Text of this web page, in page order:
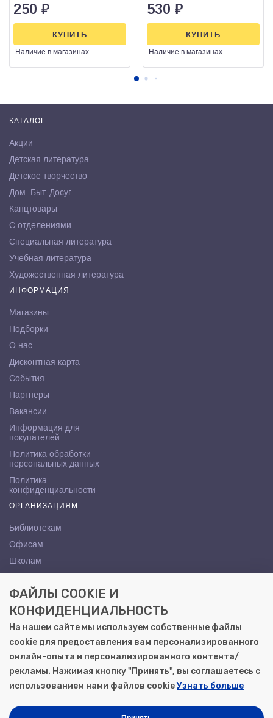
250 ₽
Наличие в магазинах
КУПИТЬ
530 ₽
Наличие в магазинах
КУПИТЬ
КАТАЛОГ
Акции
Детская литература
Детское творчество
Дом. Быт. Досуг.
Канцтовары
С отделениями
Специальная литература
Учебная литература
Художественная литература
ИНФОРМАЦИЯ
Магазины
Подборки
О нас
Дисконтная карта
События
Партнёры
Вакансии
Информация для
покупателей
Политика обработки
персональных данных
Политика
конфиденциальности
ОРГАНИЗАЦИЯМ
Библиотекам
Офисам
Школам
КОНТАКТЫ
Саратов, ул. Осипова, 10А
+7 (8452) 72-65-65
gemera@moya-kniga.ru
Моя книга | Сеть книжных магазинов в Саратове
ФАЙЛЫ COOKIE И
КОНФИДЕНЦИАЛЬНОСТЬ
На нашем сайте мы используем собственные файлы
cookie для предоставления вам персонализированного
онлайн-опыта и персонализированного контента/
рекламы. Нажимая кнопку "Принять", вы соглашаетесь с
использованием нами файлов cookieУзнать больше